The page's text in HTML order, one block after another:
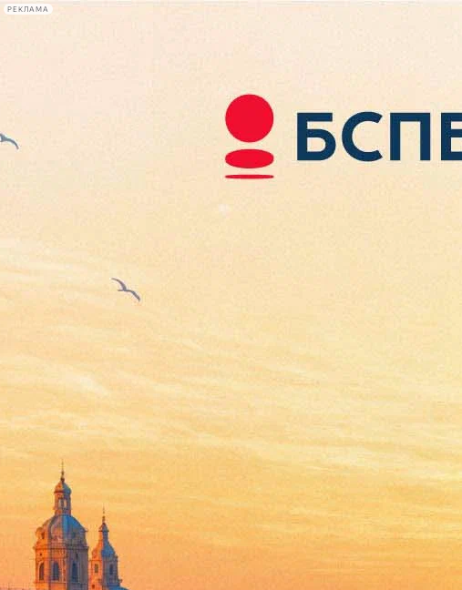
РЕКЛАМА
лекции
книги
Филармония покажет в прямом
17 мая 2017,